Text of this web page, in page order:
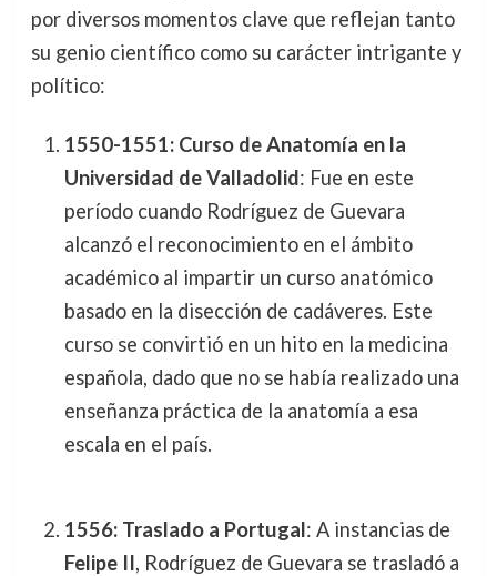
por diversos momentos clave que reflejan tanto
su genio científico como su carácter intrigante y
político:
1550-1551: Curso de Anatomía en la
Universidad de Valladolid: Fue en este
período cuando Rodríguez de Guevara
alcanzó el reconocimiento en el ámbito
académico al impartir un curso anatómico
basado en la disección de cadáveres. Este
curso se convirtió en un hito en la medicina
española, dado que no se había realizado una
enseñanza práctica de la anatomía a esa
escala en el país.
1556: Traslado a Portugal: A instancias de
Felipe II, Rodríguez de Guevara se trasladó a